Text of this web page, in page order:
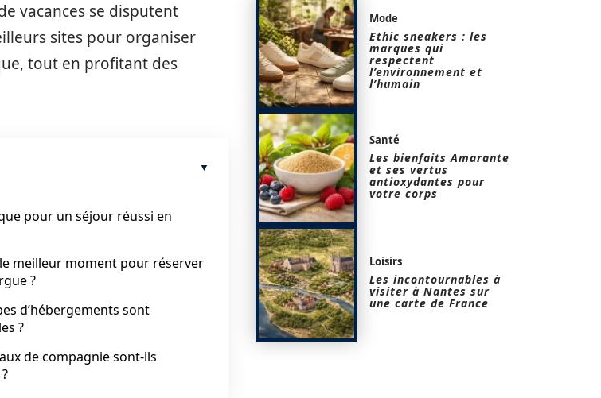
vacances se disputent
sites pour organiser
tout en profitant des
pour un séjour réussi en
meilleur moment pour réserver
?
d’hébergements sont
?
de compagnie sont-ils
Mode
Ethic sneakers : les
marques qui
respectent
l’environnement et
l’humain
Santé
Les bienfaits Amarante
et ses vertus
antioxydantes pour
votre corps
Loisirs
Les incontournables à
visiter à Nantes sur
une carte de France